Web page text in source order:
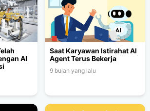
AI
Saat Karyawan Istirahat AI
Agent Terus Bekerja
9 bulan yang lalu